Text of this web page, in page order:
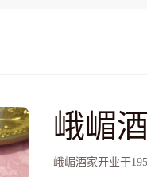
峨嵋
峨嵋酒家开业于